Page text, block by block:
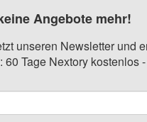
Angebote mehr!
unseren Newsletter und
60 Tage Nextory